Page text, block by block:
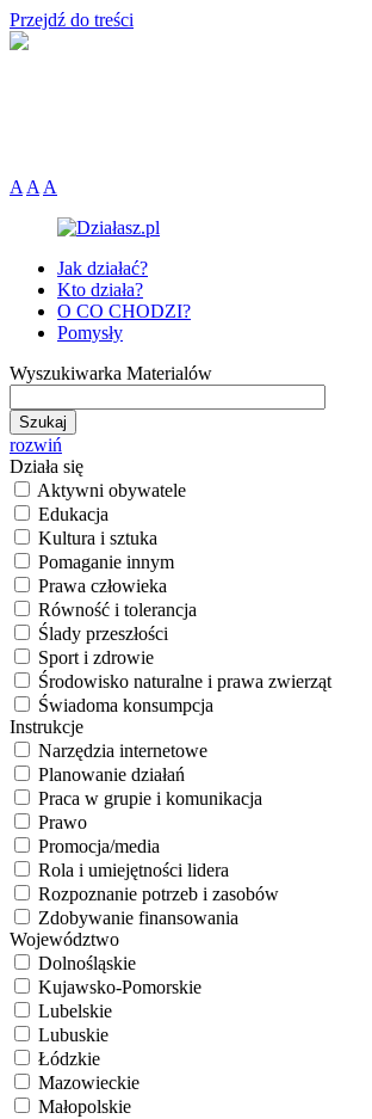
Przejdź do treści
A A A
Jak działać?
Kto działa?
O CO CHODZI?
Pomysły
Wyszukiwarka Materialów
rozwiń
Działa się
Aktywni obywatele
Edukacja
Kultura i sztuka
Pomaganie innym
Prawa człowieka
Równość i tolerancja
Ślady przeszłości
Sport i zdrowie
Środowisko naturalne i prawa zwierząt
Świadoma konsumpcja
Instrukcje
Narzędzia internetowe
Planowanie działań
Praca w grupie i komunikacja
Prawo
Promocja/media
Rola i umiejętności lidera
Rozpoznanie potrzeb i zasobów
Zdobywanie finansowania
Województwo
Dolnośląskie
Kujawsko-Pomorskie
Lubelskie
Lubuskie
Łódzkie
Mazowieckie
Małopolskie